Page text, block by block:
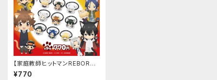
【家庭教師ヒットマンREBOR
N!】アクリルヘアゴム
¥770